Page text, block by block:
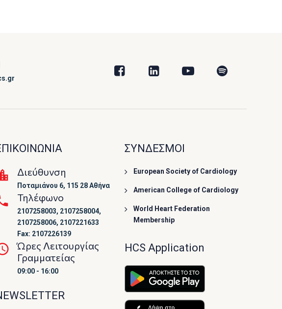
Διεύθυνση
Ποταμιάνου 6, 115 28 Αθήνα
Τηλέφωνο
2107258003, 2107258004,
2107258006, 2107221633
Fax: 2107226139
Ώρες Λειτουργίας
Γραμματείας
09:00 - 16:00
ΣΥΝΔΕΣΜΟΙ
European Society of Cardiology
American College of Cardiology
World Heart Federation
Membership
HCS Application